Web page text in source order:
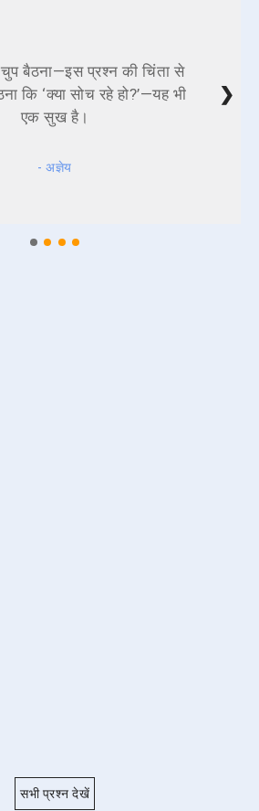
बैठना—इस प्रश्न की चिंता से
कि ‘क्या सोच रहे हो?’—यह भी
एक सुख है।
- अज्ञेय
❯
सभी प्रश्न देखें